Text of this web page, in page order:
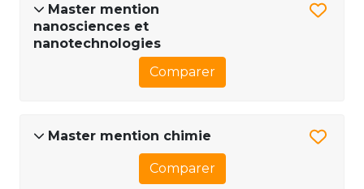
Master mention
nanosciences et
nanotechnologies
Comparer
Master mention chimie
Comparer